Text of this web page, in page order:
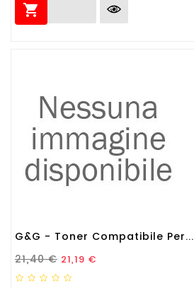

G&G - Toner Compatibile Per...
Prezzo Standard
21,40 € Prezzo
21,19 €